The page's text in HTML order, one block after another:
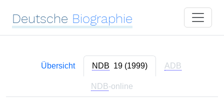
Deutsche Biographie
Übersicht NDB 19 (1999) ADB
NDB-online